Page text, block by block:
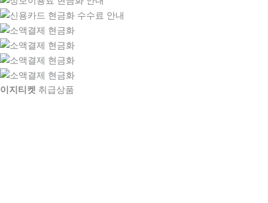
이지티켓 취급상품